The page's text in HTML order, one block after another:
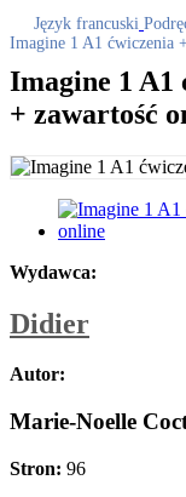
Język francuski
Imagine 1 A1 ćwiczenia
Imagine 1 A1
+ zawartość
Wydawca:
Didier
Autor:
Marie-Noelle
Stron: 96